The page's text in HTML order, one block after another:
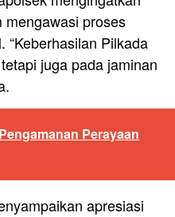
proses
“Keberhasilan Pilkada
juga pada jaminan
Perayaan
apresiasi